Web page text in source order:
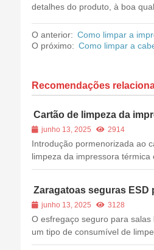
detalhes do produto, à boa
O anterior: Como limpar a
O próximo: Como limpar a
Recomendações
Cartão de limpeza da
térmica e do scanner de
junho 13, 2025 2914
Introdução pormenorizada ao
limpeza da impressora térmica
de cheques: Os cartões de
fornecer uma limpeza de
preventiva para remover a
detritos das cabeças de
a sua impressora térmica
Zaragatoas seguras ESD
ambientes críticos e salas
junho 13, 2025 3128
O esfregaço seguro para salas
um tipo de consumível de
utilizado na indústria